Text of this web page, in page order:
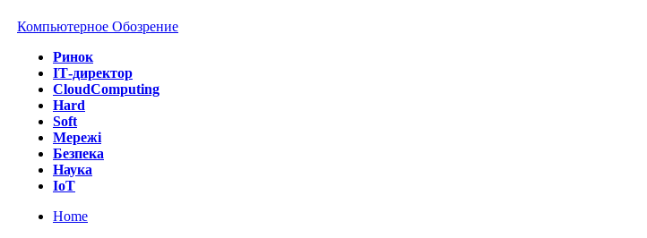
Компьютерное Обозрение
Ринок
IТ-директор
CloudComputing
Hard
Soft
Мережі
Безпека
Наука
IoT
Home